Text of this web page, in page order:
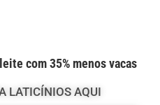
com 35% menos vacas
LATICÍNIOS AQUI